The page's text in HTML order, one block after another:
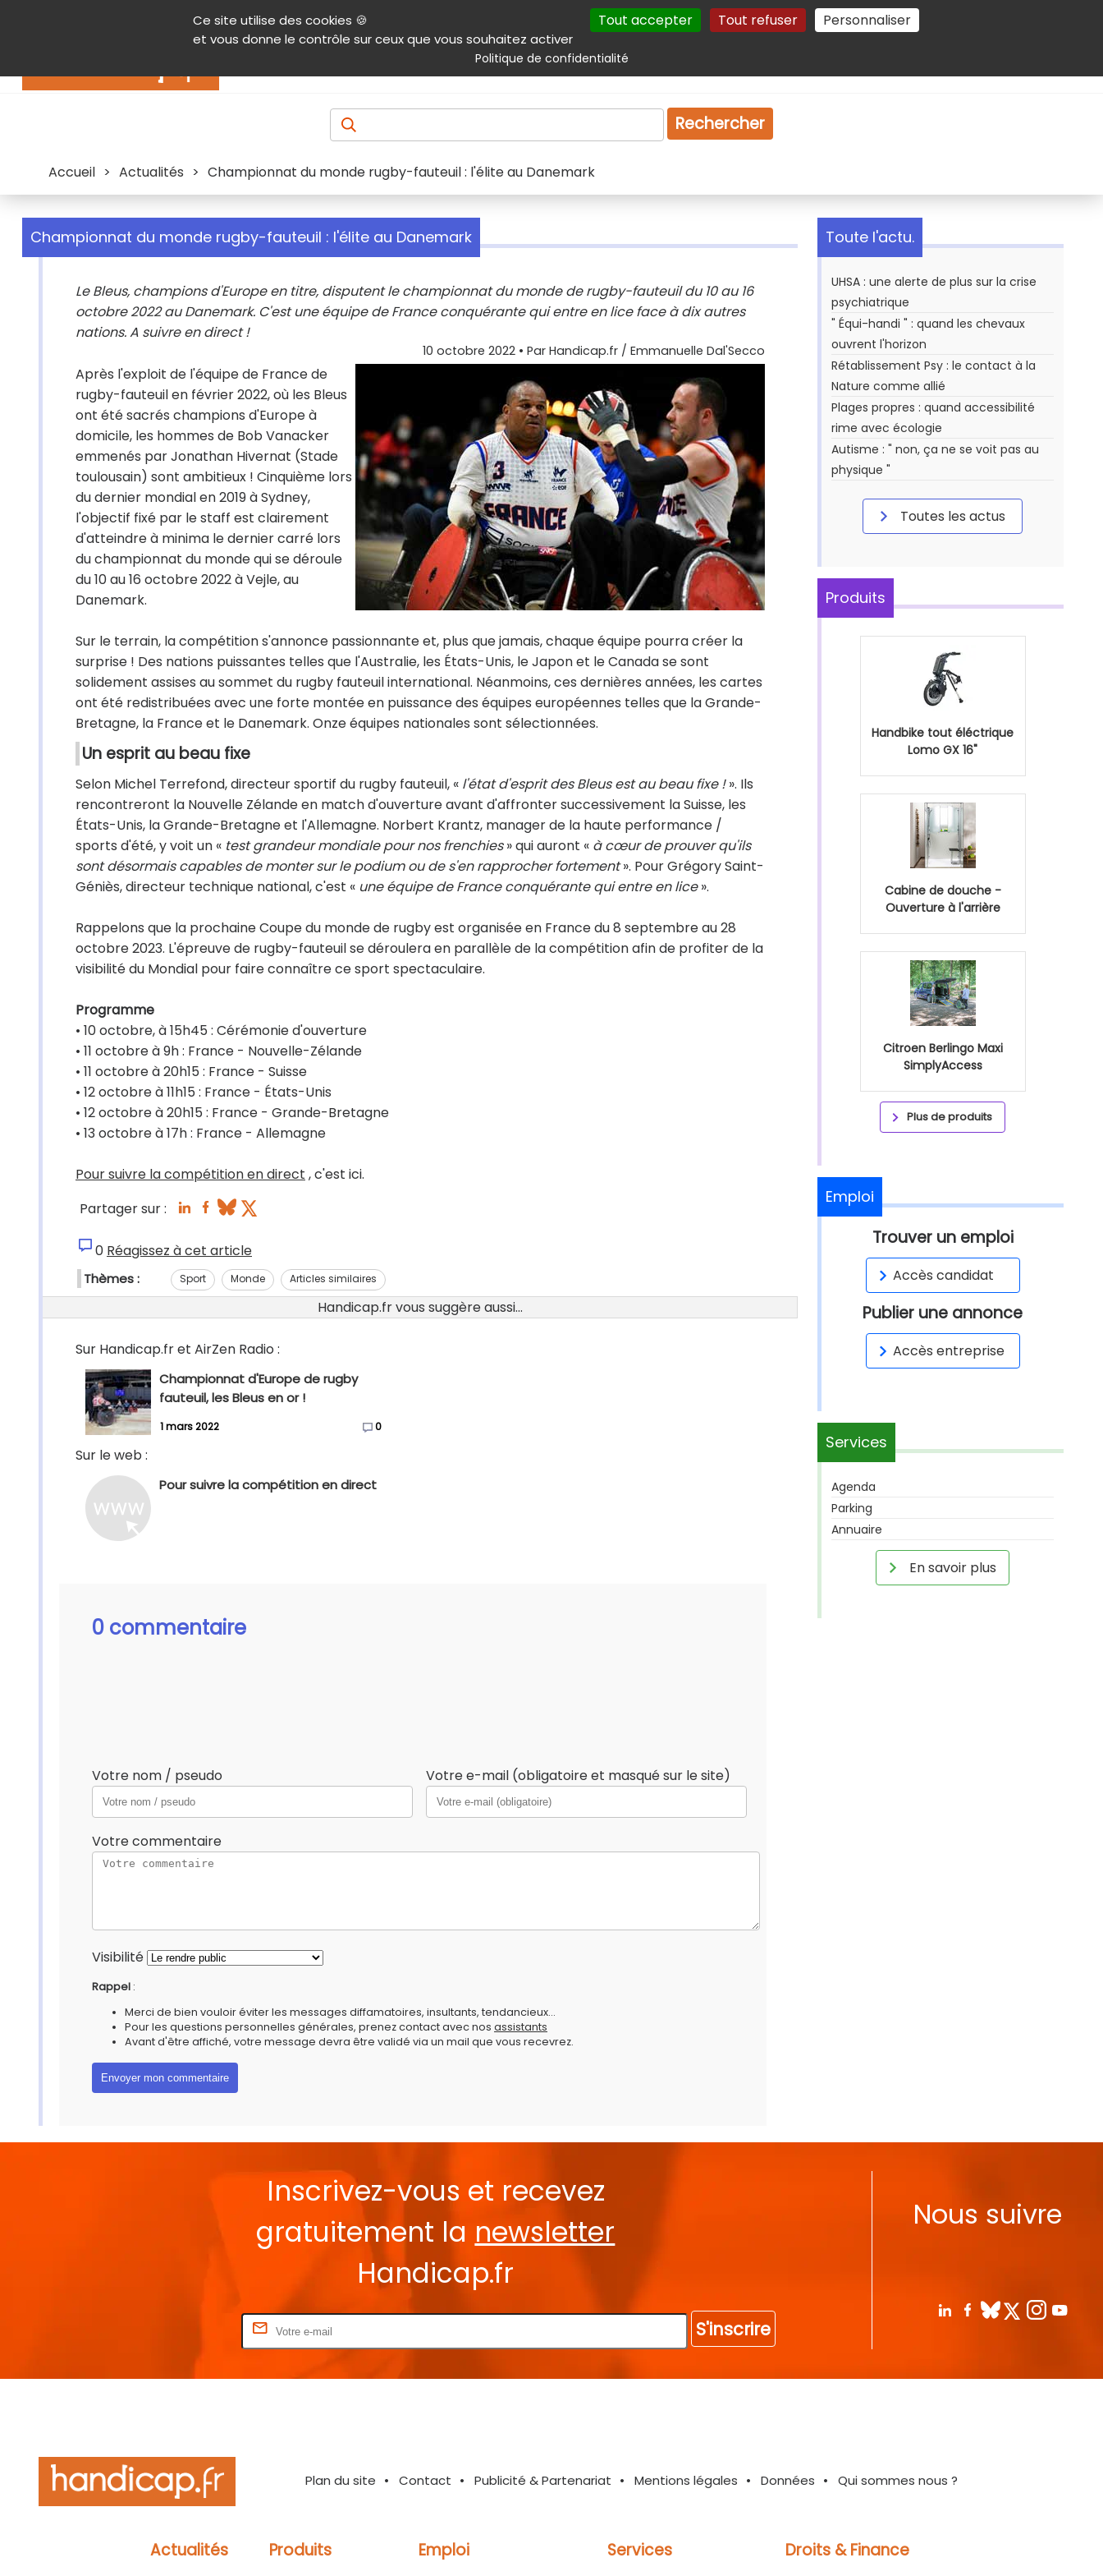
Ce site utilise des cookies 🍪
et vous donne le contrôle sur ceux que vous souhaitez activer
Tout accepter Tout refuser Personnaliser
Politique de confidentialité
Contenu Aide et accessibilité Menu principal Autres services Plan du site Gestion des cookies
Produits & services Emploi Droit
Rechercher
Accueil > Actualités > Championnat du monde rugby-fauteuil : l'élite au Danemark
Championnat du monde rugby-fauteuil : l'élite au Danemark
Le Bleus, champions d'Europe en titre, disputent le championnat du monde de rugby-fauteuil du 10 au 16
octobre 2022 au Danemark. C'est une équipe de France conquérante qui entre en lice face à dix autres
nations. A suivre en direct !
10 octobre 2022 • Par Handicap.fr / Emmanuelle Dal'Secco
Après l'exploit de l'équipe de France de
rugby-fauteuil en février 2022, où les Bleus
ont été sacrés champions d'Europe à
domicile, les hommes de Bob Vanacker
emmenés par Jonathan Hivernat (Stade
toulousain) sont ambitieux ! Cinquième lors
du dernier mondial en 2019 à Sydney,
l'objectif fixé par le staff est clairement
d'atteindre à minima le dernier carré lors
du championnat du monde qui se déroule
du 10 au 16 octobre 2022 à Vejle, au
Danemark.
Sur le terrain, la compétition s'annonce passionnante et, plus que jamais, chaque équipe pourra créer la
surprise ! Des nations puissantes telles que l'Australie, les États-Unis, le Japon et le Canada se sont
solidement assises au sommet du rugby fauteuil international. Néanmoins, ces dernières années, les cartes
ont été redistribuées avec une forte montée en puissance des équipes européennes telles que la Grande-
Bretagne, la France et le Danemark. Onze équipes nationales sont sélectionnées.
Un esprit au beau fixe
Selon Michel Terrefond, directeur sportif du rugby fauteuil, « l'état d'esprit des Bleus est au beau fixe !». Ils
rencontreront la Nouvelle Zélande en match d'ouverture avant d'affronter successivement la Suisse, les
États-Unis, la Grande-Bretagne et l'Allemagne. Norbert Krantz, manager de la haute performance /
sports d'été, y voit un « test grandeur mondiale pour nos frenchies» qui auront « à cœur de prouver qu'ils
sont désormais capables de monter sur le podium ou de s'en rapprocher fortement». Pour Grégory Saint-
Géniès, directeur technique national, c'est « une équipe de France conquérante qui entre en lice».
Rappelons que la prochaine Coupe du monde de rugby est organisée en France du 8 septembre au 28
octobre 2023. L'épreuve de rugby-fauteuil se déroulera en parallèle de la compétition afin de profiter de la
visibilité du Mondial pour faire connaître ce sport spectaculaire.
Programme
• 10 octobre, à 15h45 : Cérémonie d'ouverture
• 11 octobre à 9h : France - Nouvelle-Zélande
• 11 octobre à 20h15 : France - Suisse
• 12 octobre à 11h15 : France - États-Unis
• 12 octobre à 20h15 : France - Grande-Bretagne
• 13 octobre à 17h : France - Allemagne
Pour suivre la compétition en direct , c'est ici.
Partager sur :
0 Réagissez à cet article
Thèmes : Sport Monde Articles similaires
Handicap.fr vous suggère aussi...
Sur Handicap.fr et AirZen Radio :
Championnat d'Europe de rugby
fauteuil, les Bleus en or !
1 mars 2022 0
Sur le web :
Pour suivre la compétition en direct
0 commentaire
Votre nom / pseudo Votre e-mail (obligatoire et masqué sur le site)
Votre commentaire
Visibilité
Rappel :
Merci de bien vouloir éviter les messages diffamatoires, insultants, tendancieux...
Pour les questions personnelles générales, prenez contact avec nos assistants
Avant d'être affiché, votre message devra être validé via un mail que vous recevrez.
Toute l'actu.
UHSA : une alerte de plus sur la crise
psychiatrique
" Équi-handi " : quand les chevaux
ouvrent l'horizon
Rétablissement Psy : le contact à la
Nature comme allié
Plages propres : quand accessibilité
rime avec écologie
Autisme : " non, ça ne se voit pas au
physique "
Toutes les actus
Produits
Handbike tout éléctrique
Lomo GX 16"
Cabine de douche -
Ouverture à l'arrière
Citroen Berlingo Maxi
SimplyAccess
Plus de produits
Emploi
Trouver un emploi
Accès candidat
Publier une annonce
Accès entreprise
Services
Agenda
Parking
Annuaire
En savoir plus
Inscrivez-vous et recevez
gratuitement la newsletter
Handicap.fr
S'inscrire
Nous suivre
Plan du site Contact Publicité & Partenariat Mentions légales Données Qui sommes nous ?
Actualités Produits Emploi Services Droits & Finance